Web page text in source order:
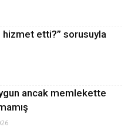
hizmet etti?” sorusuyla
ancak memlekette